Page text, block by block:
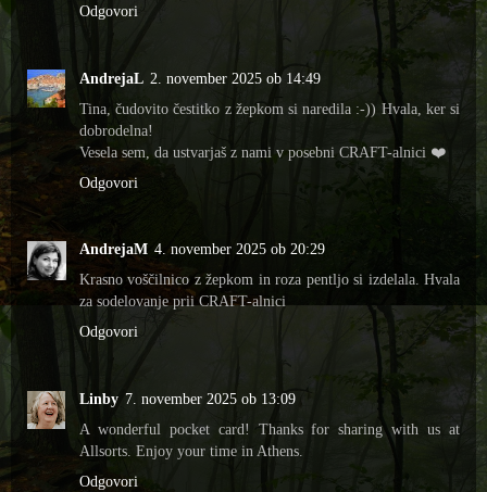
Odgovori
AndrejaL 2. november 2025 ob 14:49
Tina, čudovito čestitko z žepkom si naredila :-)) Hvala, ker si
dobrodelna!
Vesela sem, da ustvarjaš z nami v posebni CRAFT-alnici ❤️
Odgovori
AndrejaM 4. november 2025 ob 20:29
Krasno voščilnico z žepkom in roza pentljo si izdelala. Hvala
za sodelovanje prii CRAFT-alnici
Odgovori
Linby 7. november 2025 ob 13:09
A wonderful pocket card! Thanks for sharing with us at
Allsorts. Enjoy your time in Athens.
Odgovori